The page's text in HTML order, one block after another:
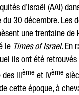
d’Israël (AAI)
30 décembre. Les
une trentaine de
le Times of Israel. En
ils ont été
des IIIème et IVème
cette époque, à